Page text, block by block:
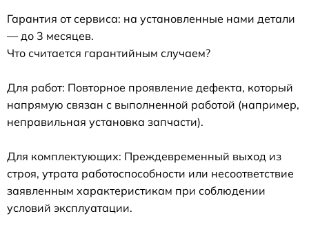
Гарантия от сервиса: на установленные нами детали
— до 3 месяцев.
Что считается гарантийным случаем?
Для работ: Повторное проявление дефекта, который
напрямую связан с выполненной работой (например,
неправильная установка запчасти).
Для комплектующих: Преждевременный выход из
строя, утрата работоспособности или несоответствие
заявленным характеристикам при соблюдении
условий эксплуатации.